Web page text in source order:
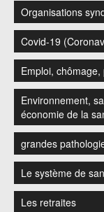
Organisations
Covid-19
Emploi,
Environnement,
économie de la
grandes
Le système de
Les retraites